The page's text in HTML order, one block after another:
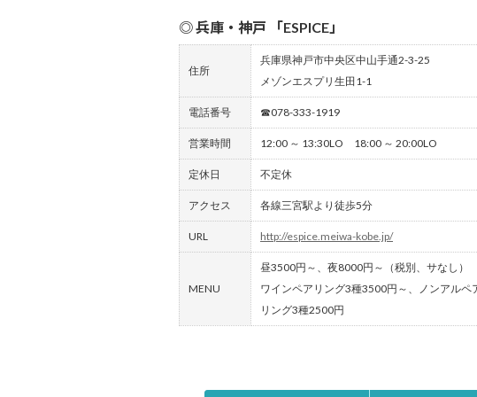
◎ 兵庫・神戸 「ESPICE」
住所
兵庫県神戸市中央区中山手通2-3-25
メゾンエスプリ生田1-1
電話番号 ☎078-333-1919
営業時間 12:00 ～ 13:30LO 18:00 ～ 20:00LO
定休日 不定休
アクセス 各線三宮駅より徒歩5分
URL http://espice.meiwa-kobe.jp/
MENU
昼3500円～、夜8000円～（税別、サなし）
ワインペアリング3種3500円～、ノンアルペ
リング3種2500円